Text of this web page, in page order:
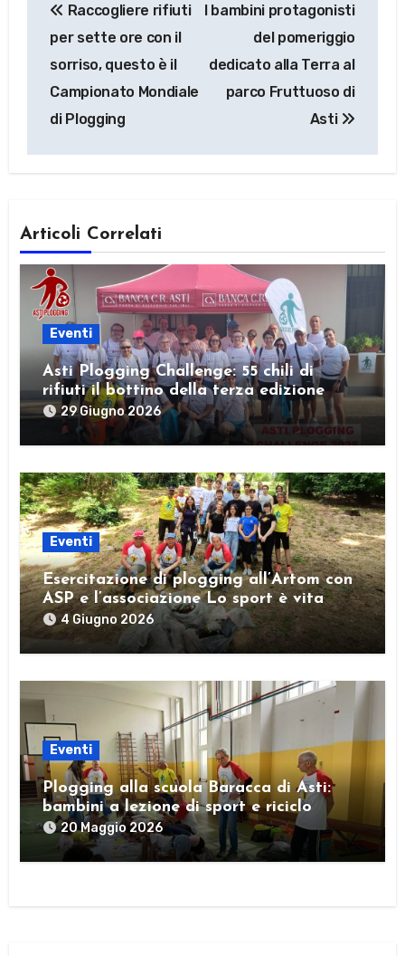
articoli
Raccogliere rifiuti
per sette ore con il
sorriso, questo è il
Campionato Mondiale
di Plogging
I bambini protagonisti
del pomeriggio
dedicato alla Terra al
parco Fruttuoso di
Asti
Articoli Correlati
Eventi
Asti Plogging Challenge: 55 chili di
rifiuti il bottino della terza edizione
29 Giugno 2026
Eventi
Esercitazione di plogging all’Artom con
ASP e l’associazione Lo sport è vita
4 Giugno 2026
Eventi
Plogging alla scuola Baracca di Asti:
bambini a lezione di sport e riciclo
20 Maggio 2026